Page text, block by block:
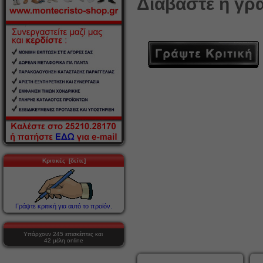
Κριτικές [δείτε]
Γράψτε κριτική για αυτό το προϊόν.
Υπάρχουν 245 επισκέπτες και
42 μέλη online
Διαβάστε ή